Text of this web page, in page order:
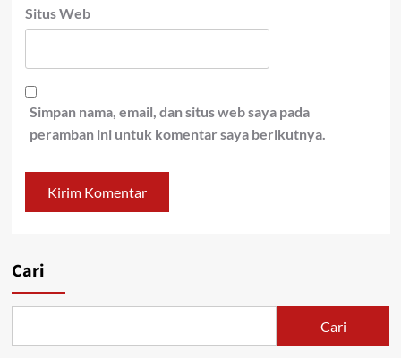
Situs Web
Simpan nama, email, dan situs web saya pada
peramban ini untuk komentar saya berikutnya.
Cari
Cari